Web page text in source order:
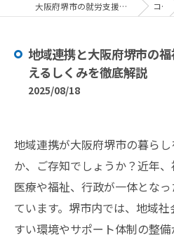
大阪府堺市の就労支援ならラポール 就労継続支援B型事業所 コラム
地域連携と大阪府堺市の
えるしくみを徹底解説
2025/08/18
地域連携が大阪府堺市の暮ら
か、ご存知でしょうか？近年、
医療や福祉、行政が一体とな
ています。堺市内では、地域
すい環境やサポート体制の整